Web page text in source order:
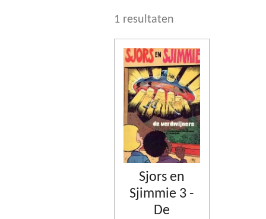
1 resultaten
Sjors en
Sjimmie 3 -
De